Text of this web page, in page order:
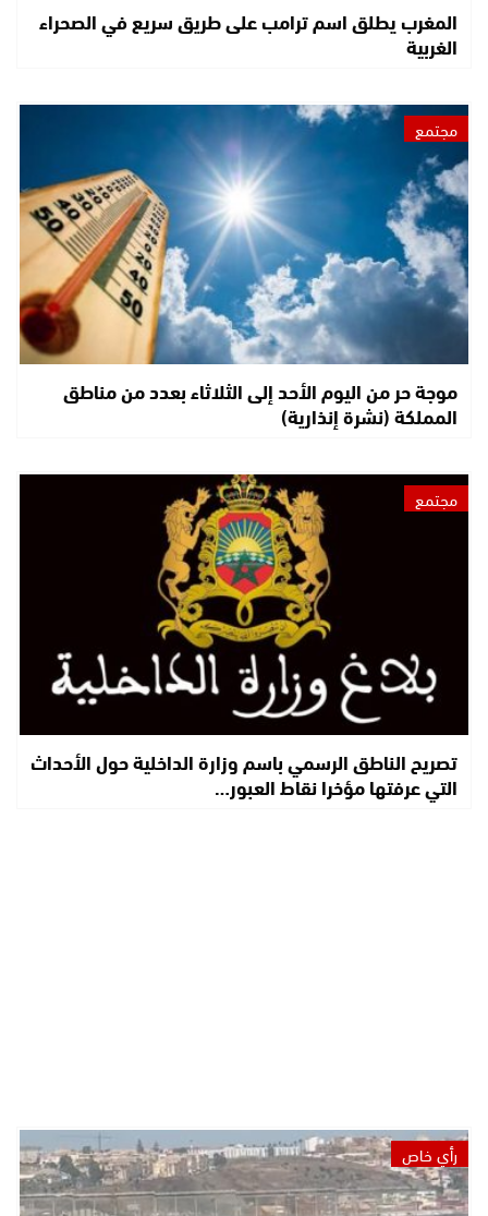
المغرب يطلق اسم ترامب على طريق سريع في الصحراء
الغربية
مجتمع
موجة حر من اليوم الأحد إلى الثلاثاء بعدد من مناطق
المملكة (نشرة إنذارية)
مجتمع
تصريح الناطق الرسمي باسم وزارة الداخلية حول الأحداث
التي عرفتها مؤخرا نقاط العبور…
رأي خاص